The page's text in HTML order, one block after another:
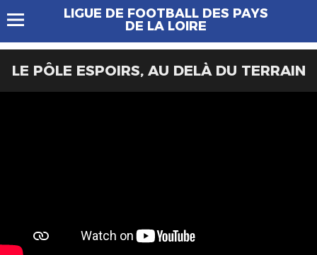
LIGUE DE FOOTBALL DES PAYS
DE LA LOIRE
LE PÔLE ESPOIRS, AU DELÀ DU TERRAIN